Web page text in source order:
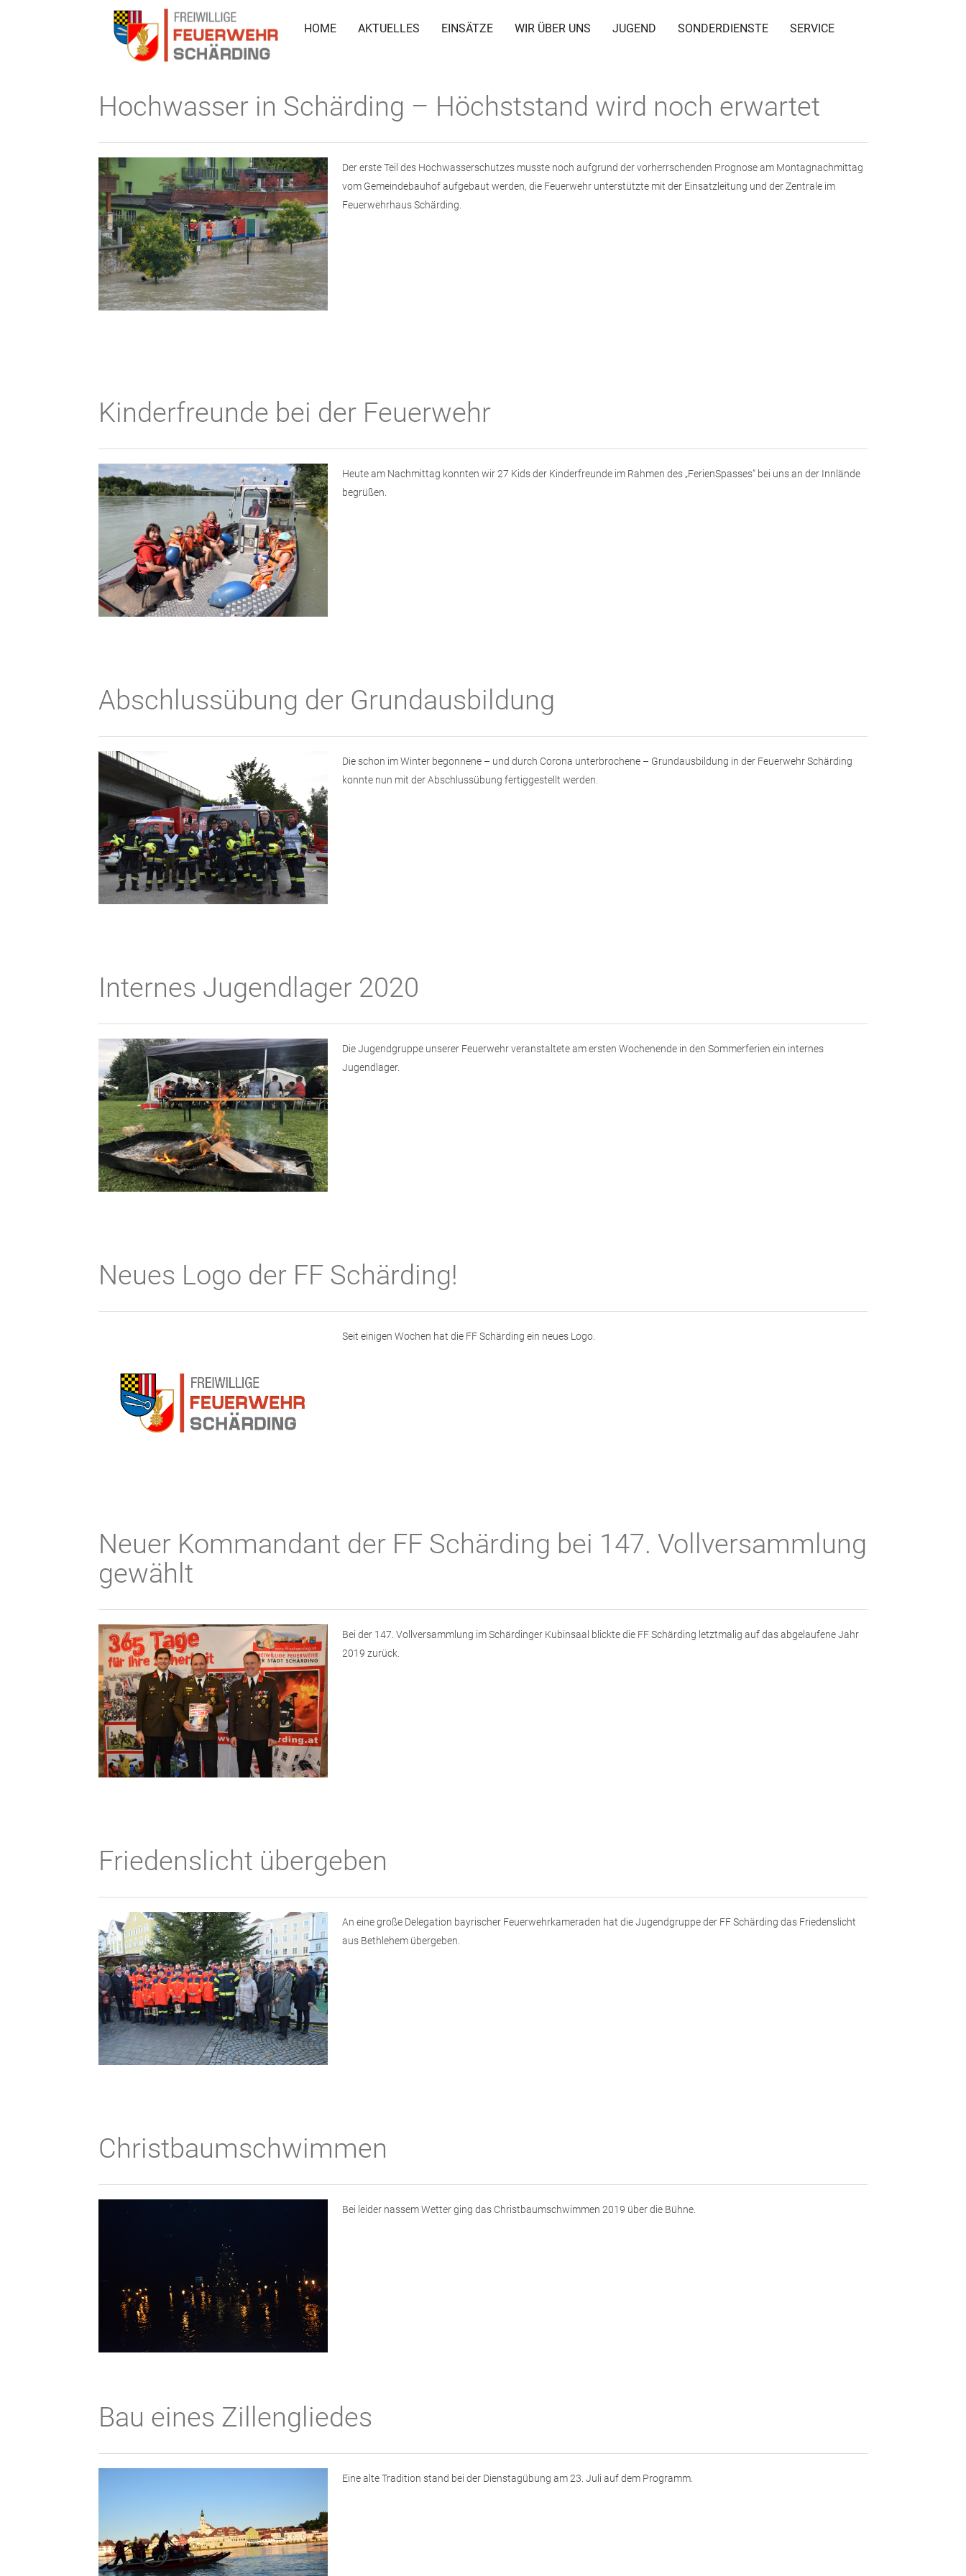
HOME AKTUELLES EINSÄTZE WIR ÜBER UNS JUGEND SONDERDIENSTE SERVICE
Hochwasser in Schärding – Höchststand wird noch erwartet
Der erste Teil des Hochwasserschutzes musste noch aufgrund der vorherrschenden Prognose am Montagnachmittag
vom Gemeindebauhof aufgebaut werden, die Feuerwehr unterstützte mit der Einsatzleitung und der Zentrale im
Feuerwehrhaus Schärding.
Kinderfreunde bei der Feuerwehr
Heute am Nachmittag konnten wir 27 Kids der Kinderfreunde im Rahmen des „FerienSpasses“ bei uns an der Innlände
begrüßen.
Abschlussübung der Grundausbildung
Die schon im Winter begonnene – und durch Corona unterbrochene – Grundausbildung in der Feuerwehr Schärding
konnte nun mit der Abschlussübung fertiggestellt werden.
Internes Jugendlager 2020
Die Jugendgruppe unserer Feuerwehr veranstaltete am ersten Wochenende in den Sommerferien ein internes
Jugendlager.
Neues Logo der FF Schärding!
Seit einigen Wochen hat die FF Schärding ein neues Logo.
Neuer Kommandant der FF Schärding bei 147. Vollversammlung
gewählt
Bei der 147. Vollversammlung im Schärdinger Kubinsaal blickte die FF Schärding letztmalig auf das abgelaufene Jahr
2019 zurück.
Friedenslicht übergeben
An eine große Delegation bayrischer Feuerwehrkameraden hat die Jugendgruppe der FF Schärding das Friedenslicht
aus Bethlehem übergeben.
Christbaumschwimmen
Bei leider nassem Wetter ging das Christbaumschwimmen 2019 über die Bühne.
Bau eines Zillengliedes
Eine alte Tradition stand bei der Dienstagübung am 23. Juli auf dem Programm.